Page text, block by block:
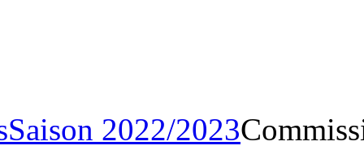
ArchivesSaison 2022/